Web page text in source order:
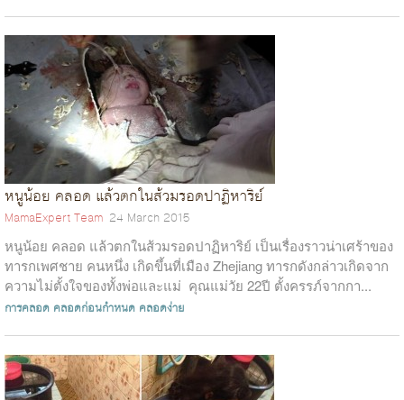
หนูน้อย คลอด แล้วตกในส้วมรอดปาฏิหาริย์
MamaExpert Team 24 March 2015
หนูน้อย คลอด แล้วตกในส้วมรอดปาฏิหาริย์ เป็นเรื่องราวน่าเศร้าของ
ทารกเพศชาย คนหนึ่ง เกิดขึ้นที่เมือง Zhejiang ทารกดังกล่าวเกิดจาก
ความไม่ตั้งใจของทั้งพ่อและแม่ คุณแม่วัย 22ปี ตั้งครรภ์จากกา...
การคลอด คลอดก่อนกำหนด คลอดง่าย